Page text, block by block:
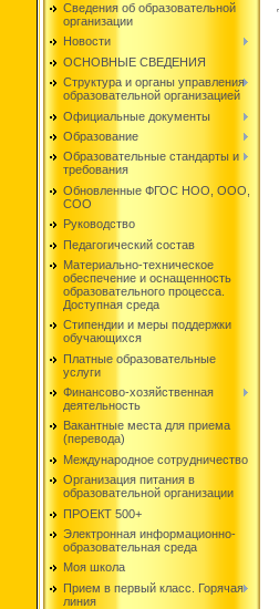
Сведения об образовательной
организации
Новости
ОСНОВНЫЕ СВЕДЕНИЯ
Структура и органы управления
образовательной организацией
Официальные документы
Образование
Образовательные стандарты и
требования
Обновленные ФГОС НОО, ООО,
СОО
Руководство
Педагогический состав
Материально-техническое
обеспечение и оснащенность
образовательного процесса.
Доступная среда
Стипендии и меры поддержки
обучающихся
Платные образовательные
услуги
Финансово-хозяйственная
деятельность
Вакантные места для приема
(перевода)
Международное сотрудничество
Организация питания в
образовательной организации
ПРОЕКТ 500+
Электронная информационно-
образовательная среда
Моя школа
Прием в первый класс. Горячая
линия